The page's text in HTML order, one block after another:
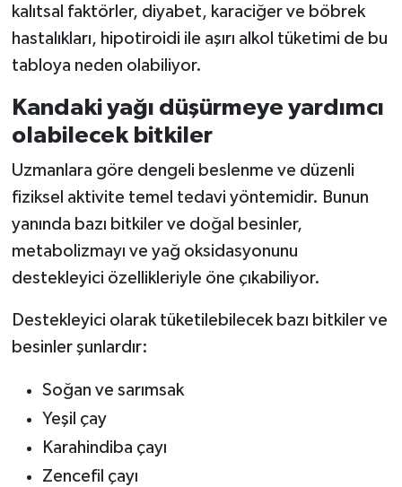
kalıtsal faktörler, diyabet, karaciğer ve böbrek
hastalıkları, hipotiroidi ile aşırı alkol tüketimi de bu
tabloya neden olabiliyor.
Kandaki yağı düşürmeye yardımcı
olabilecek bitkiler
Uzmanlara göre dengeli beslenme ve düzenli
fiziksel aktivite temel tedavi yöntemidir. Bunun
yanında bazı bitkiler ve doğal besinler,
metabolizmayı ve yağ oksidasyonunu
destekleyici özellikleriyle öne çıkabiliyor.
Destekleyici olarak tüketilebilecek bazı bitkiler ve
besinler şunlardır:
Soğan ve sarımsak
Yeşil çay
Karahindiba çayı
Zencefil çayı